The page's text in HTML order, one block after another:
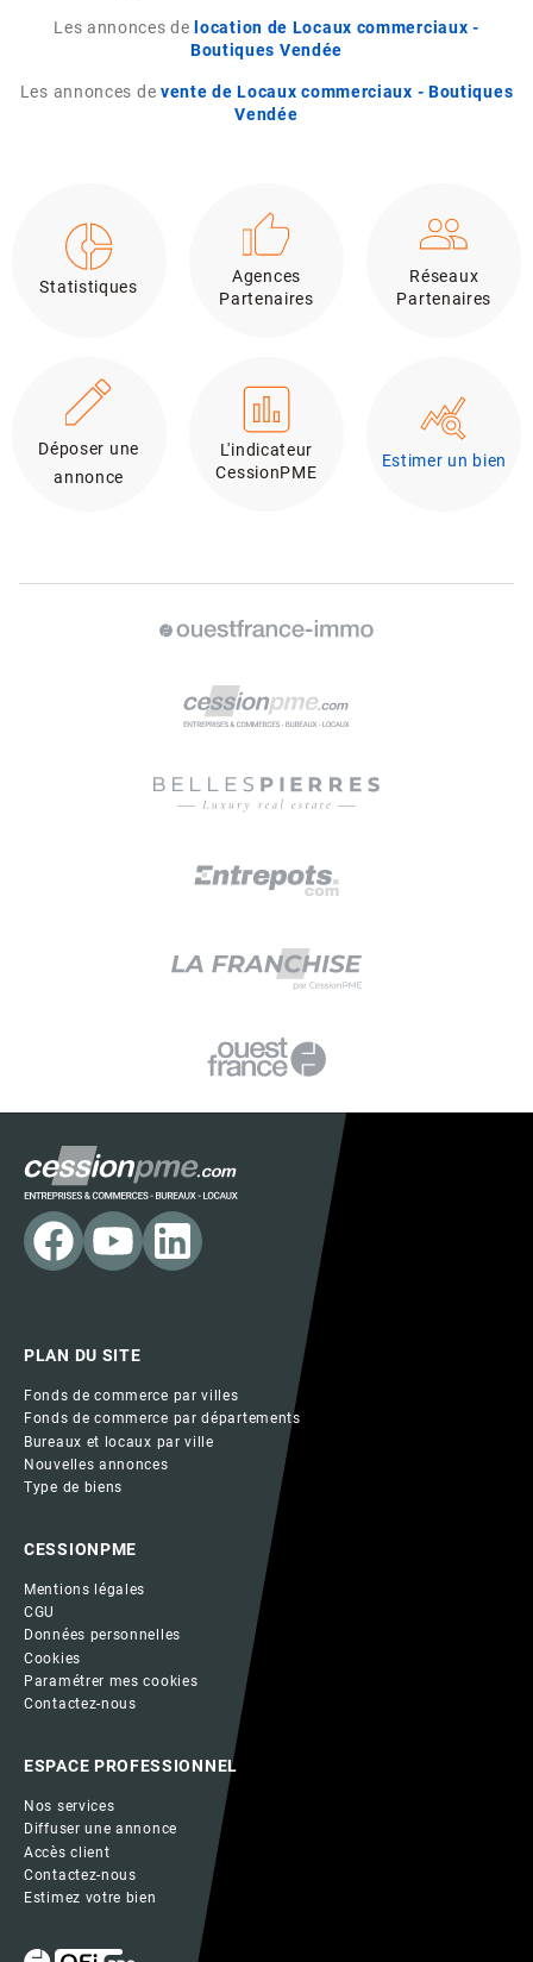
Les annonces de location de Locaux commerciaux -
Boutiques Vendée
Les annonces de vente de Locaux commerciaux - Boutiques
Vendée
Statistiques
Agences
Partenaires
Réseaux
Partenaires
Déposer une
annonce
L'indicateur
CessionPME
Estimer un bien
PLAN DU SITE
Fonds de commerce par villes
Fonds de commerce par départements
Bureaux et locaux par ville
Nouvelles annonces
Type de biens
CESSIONPME
Mentions légales
CGU
Données personnelles
Cookies
Paramétrer mes cookies
Contactez-nous
ESPACE PROFESSIONNEL
Nos services
Diffuser une annonce
Accès client
Contactez-nous
Estimez votre bien